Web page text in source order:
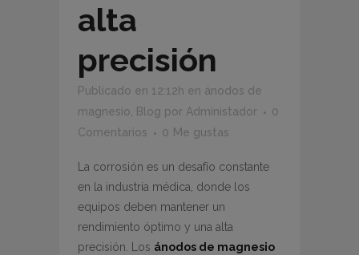
alta
precisión
Publicado en 12:12h en ánodos de
magnesio
Blog por Administador
0
Comentarios
0 Me gustas
La corrosión es un desafío constante
en la industria médica, donde los
equipos deben mantener un
rendimiento óptimo y una alta
precisión. Los ánodos de magnesio